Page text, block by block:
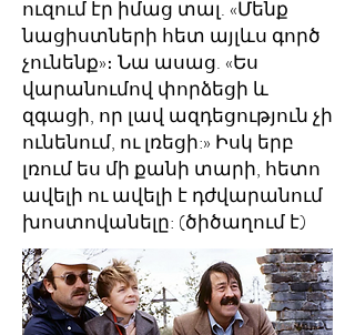
ուզում էր իմաց տալ. «Մենք
նացիստների հետ այլևս գործ
չունենք»։ Նա ասաց. «Ես
վարանումով փորձեցի և
զգացի, որ լավ ազդեցություն չի
ունենում, ու լռեցի:» Իսկ երբ
լռում ես մի քանի տարի, հետո
ավելի ու ավելի է դժվարանում
խոստովանելը: (ծիծաղում է)